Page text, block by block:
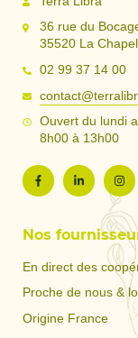
36 rue du
35520 La
02 99 37 14 00
Ouvert du lundi
8h00 à 13h00
Nos
En direct des
Proche de nous &
Origine France